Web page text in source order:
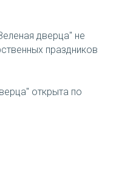
дверца" не
праздников
открыта по